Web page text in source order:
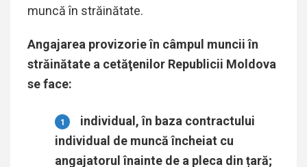
muncă în străinătate.
Angajarea provizorie în câmpul muncii în
străinătate a cetăţenilor Republicii Moldova
se face:
individual, în baza contractului
individual de muncă încheiat cu
angajatorul înainte de a pleca din țară;